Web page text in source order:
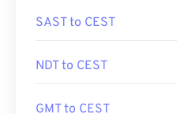
SAST to CEST
NDT to CEST
GMT to CEST